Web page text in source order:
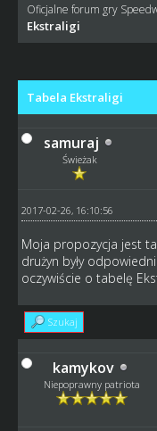
Oficjalne forum gry
Ekstraligi
Tabela Ekstraligi
samuraj
Świeżak
2017-02-26, 16:10:56
Moja propozycja jest
drużyn były
oczywiście o tabelę
Szukaj
kamykov
Niepoprawny patriota